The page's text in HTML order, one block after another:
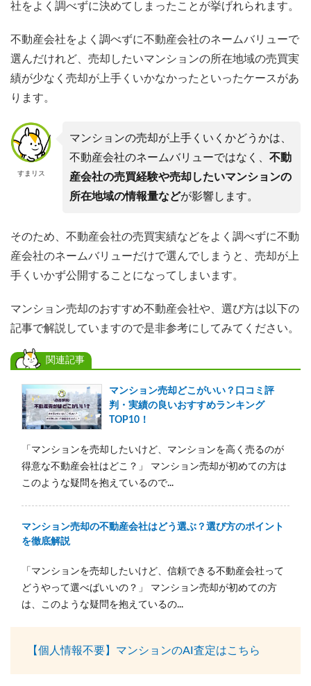
社をよく調べずに決めてしまったことが挙げれられます。
不動産会社をよく調べずに不動産会社のネームバリューで
選んだけれど、売却したいマンションの所在地域の売買実
績が少なく売却が上手くいかなかったといったケースがあ
ります。
すまリス
マンションの売却が上手くいくかどうかは、
不動産会社のネームバリューではなく、 不動
産会社の売買経験や売却したいマンションの
所在地域の情報量などが影響します。
そのため、不動産会社の売買実績などをよく調べずに不動
産会社のネームバリューだけで選んでしまうと、売却が上
手くいかず公開することになってしまいます。
マンション売却のおすすめ不動産会社や、選び方は以下の
記事で解説していますので是非参考にしてみてください。
関連記事
マンション売却どこがいい？口コミ評
判・実績の良いおすすめランキング
TOP10！
「マンションを売却したいけど、マンションを高く売るのが
得意な不動産会社はどこ？」 マンション売却が初めての方は
このような疑問を抱えているので...
マンション売却の不動産会社はどう選ぶ？選び方のポイント
を徹底解説
「マンションを売却したいけど、信頼できる不動産会社って
どうやって選べばいいの？」 マンション売却が初めての方
は、このような疑問を抱えているの...
【個人情報不要】マンションのAI査定はこちら